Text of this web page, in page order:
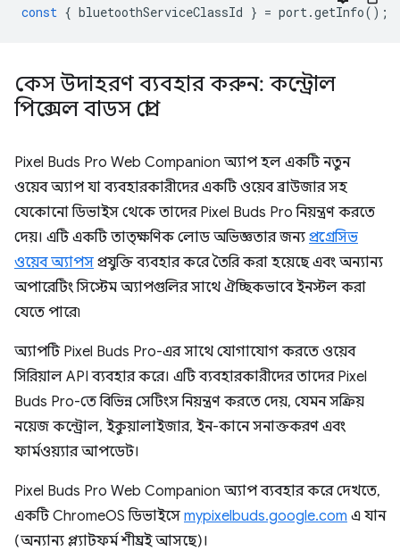
const { bluetoothServiceClassId } = port.getInfo();
কেস উদাহরণ ব্যবহার করুন: কন্ট্রোল
পিক্সেল বাডস প্রো
Pixel Buds Pro Web Companion অ্যাপ হল একটি নতুন
ওয়েব অ্যাপ যা ব্যবহারকারীদের একটি ওয়েব ব্রাউজার সহ
যেকোনো ডিভাইস থেকে তাদের Pixel Buds Pro নিয়ন্ত্রণ করতে
দেয়। এটি একটি তাত্ক্ষণিক লোড অভিজ্ঞতার জন্য প্রগ্রেসিভ
ওয়েব অ্যাপস প্রযুক্তি ব্যবহার করে তৈরি করা হয়েছে এবং অন্যান্য
অপারেটিং সিস্টেম অ্যাপগুলির সাথে ঐচ্ছিকভাবে ইনস্টল করা
যেতে পারে৷
অ্যাপটি Pixel Buds Pro-এর সাথে যোগাযোগ করতে ওয়েব
সিরিয়াল API ব্যবহার করে। এটি ব্যবহারকারীদের তাদের Pixel
Buds Pro-তে বিভিন্ন সেটিংস নিয়ন্ত্রণ করতে দেয়, যেমন সক্রিয়
নয়েজ কন্ট্রোল, ইকুয়ালাইজার, ইন-কানে সনাক্তকরণ এবং
ফার্মওয়্যার আপডেট।
Pixel Buds Pro Web Companion অ্যাপ ব্যবহার করে দেখতে,
একটি ChromeOS ডিভাইসে mypixelbuds.google.com এ যান
(অন্যান্য প্ল্যাটফর্ম শীঘ্রই আসছে)।